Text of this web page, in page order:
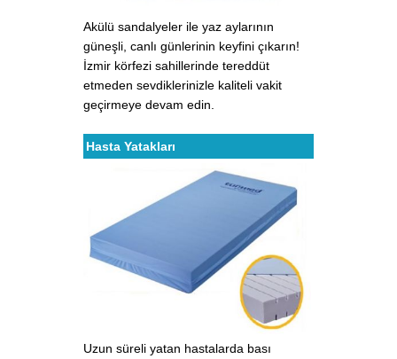
Akülü sandalyeler ile yaz aylarının
güneşli, canlı günlerinin keyfini çıkarın!
İzmir körfezi sahillerinde tereddüt
etmeden sevdiklerinizle kaliteli vakit
geçirmeye devam edin.
Hasta Yatakları
Uzun süreli yatan hastalarda bası